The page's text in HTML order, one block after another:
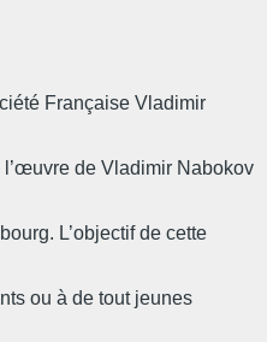
Française Vladimir
de Vladimir Nabokov
L’objectif de cette
ou à de tout jeunes